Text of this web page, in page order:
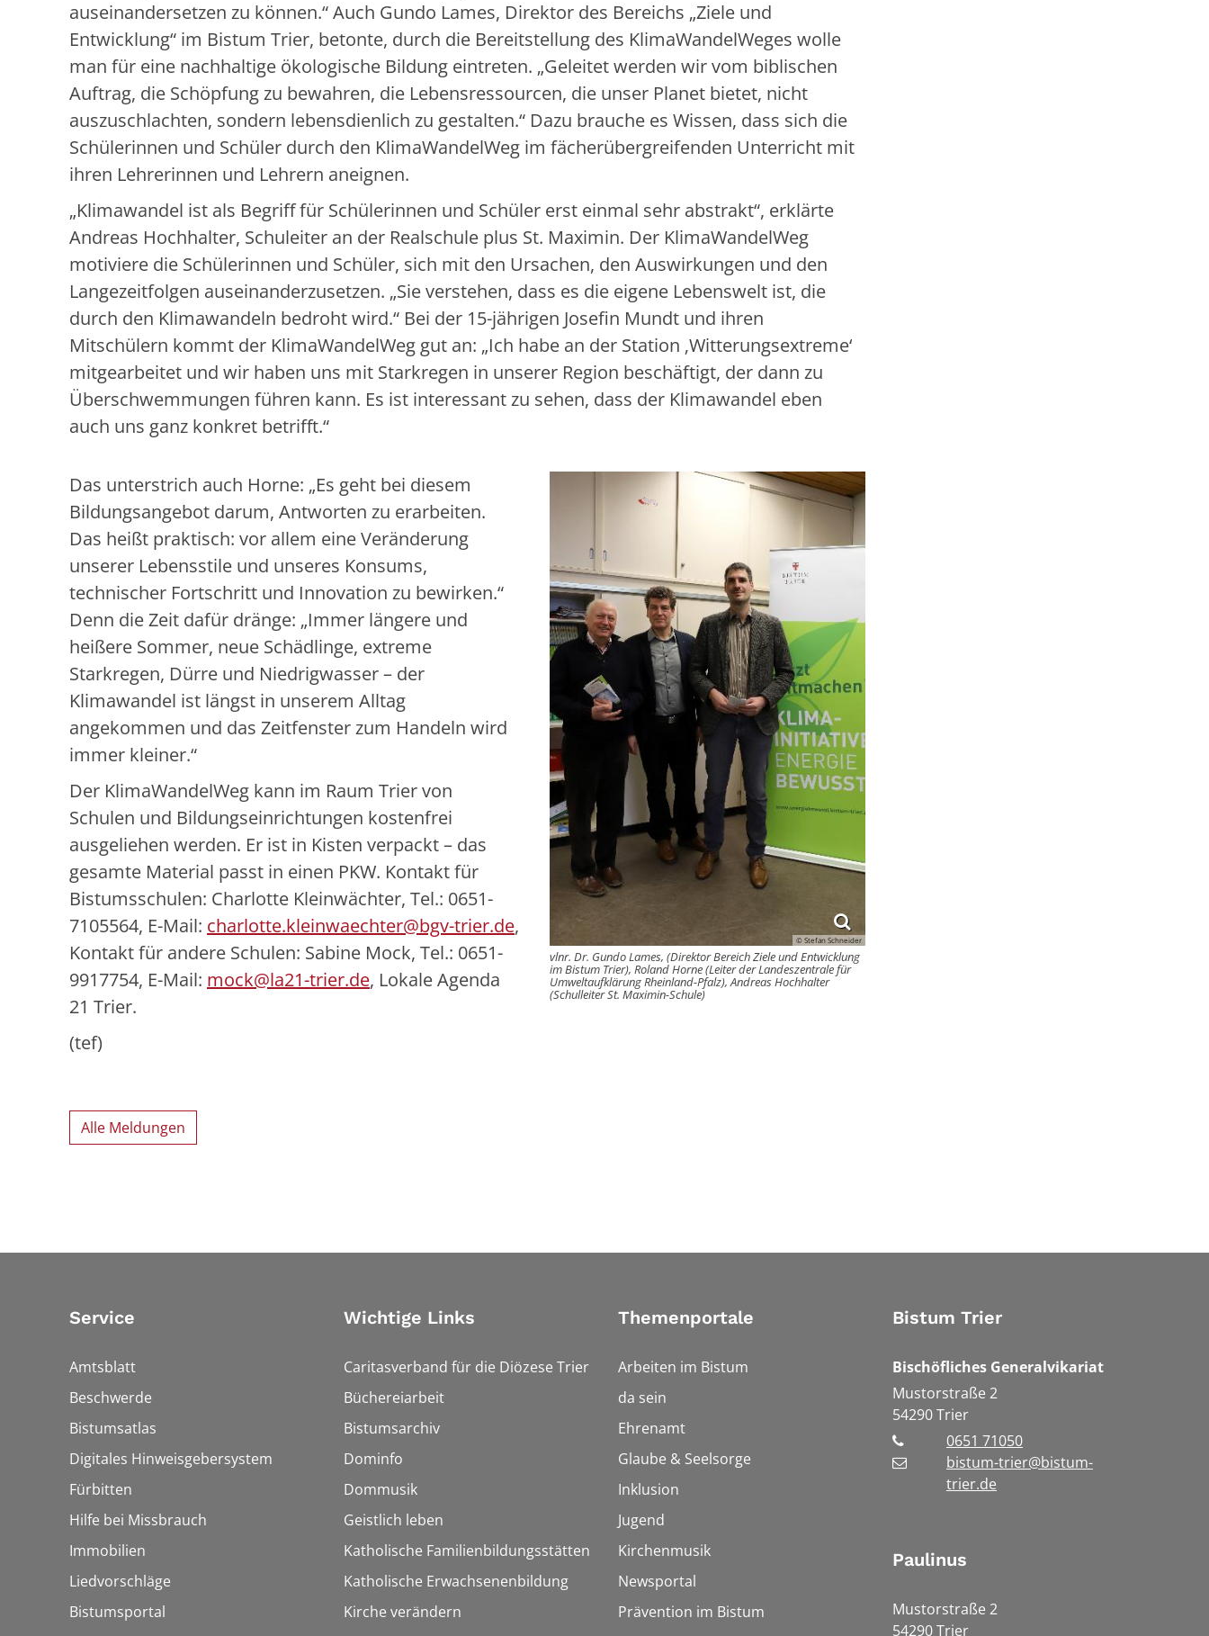
auseinandersetzen zu können.“ Auch Gundo Lames, Direktor des Bereichs „Ziele und
Entwicklung“ im Bistum Trier, betonte, durch die Bereitstellung des KlimaWandelWeges wolle
man für eine nachhaltige ökologische Bildung eintreten. „Geleitet werden wir vom biblischen
Auftrag, die Schöpfung zu bewahren, die Lebensressourcen, die unser Planet bietet, nicht
auszuschlachten, sondern lebensdienlich zu gestalten.“ Dazu brauche es Wissen, dass sich die
Schülerinnen und Schüler durch den KlimaWandelWeg im fächerübergreifenden Unterricht mit
ihren Lehrerinnen und Lehrern aneignen.
„Klimawandel ist als Begriff für Schülerinnen und Schüler erst einmal sehr abstrakt“, erklärte
Andreas Hochhalter, Schuleiter an der Realschule plus St. Maximin. Der KlimaWandelWeg
motiviere die Schülerinnen und Schüler, sich mit den Ursachen, den Auswirkungen und den
Langezeitfolgen auseinanderzusetzen. „Sie verstehen, dass es die eigene Lebenswelt ist, die
durch den Klimawandeln bedroht wird.“ Bei der 15-jährigen Josefin Mundt und ihren
Mitschülern kommt der KlimaWandelWeg gut an: „Ich habe an der Station ‚Witterungsextreme‘
mitgearbeitet und wir haben uns mit Starkregen in unserer Region beschäftigt, der dann zu
Überschwemmungen führen kann. Es ist interessant zu sehen, dass der Klimawandel eben
auch uns ganz konkret betrifft.“
© Stefan Schneider
vlnr. Dr. Gundo Lames, (Direktor Bereich Ziele und Entwicklung
im Bistum Trier), Roland Horne (Leiter der Landeszentrale für
Umweltaufklärung Rheinland-Pfalz), Andreas Hochhalter
(Schulleiter St. Maximin-Schule)
Das unterstrich auch Horne: „Es geht bei diesem
Bildungsangebot darum, Antworten zu erarbeiten.
Das heißt praktisch: vor allem eine Veränderung
unserer Lebensstile und unseres Konsums,
technischer Fortschritt und Innovation zu bewirken.“
Denn die Zeit dafür dränge: „Immer längere und
heißere Sommer, neue Schädlinge, extreme
Starkregen, Dürre und Niedrigwasser – der
Klimawandel ist längst in unserem Alltag
angekommen und das Zeitfenster zum Handeln wird
immer kleiner.“
Der KlimaWandelWeg kann im Raum Trier von
Schulen und Bildungseinrichtungen kostenfrei
ausgeliehen werden. Er ist in Kisten verpackt – das
gesamte Material passt in einen PKW. Kontakt für
Bistumsschulen: Charlotte Kleinwächter, Tel.: 0651-
7105564, E-Mail: charlotte.kleinwaechter@bgv-trier.de,
Kontakt für andere Schulen: Sabine Mock, Tel.: 0651-
9917754, E-Mail: mock@la21-trier.de, Lokale Agenda
21 Trier.
(tef)
Alle Meldungen
Service
Amtsblatt
Beschwerde
Bistumsatlas
Digitales Hinweisgebersystem
Fürbitten
Hilfe bei Missbrauch
Immobilien
Liedvorschläge
Bistumsportal
Wichtige Links
Caritasverband für die Diözese Trier
Büchereiarbeit
Bistumsarchiv
Dominfo
Dommusik
Geistlich leben
Katholische Familienbildungsstätten
Katholische Erwachsenenbildung
Kirche verändern
Themenportale
Arbeiten im Bistum
da sein
Ehrenamt
Glaube & Seelsorge
Inklusion
Jugend
Kirchenmusik
Newsportal
Prävention im Bistum
Bistum Trier
Bischöfliches Generalvikariat
Mustorstraße 2
54290Trier
0651 71050
bistum-trier@bistum-
trier.de
Paulinus
Mustorstraße 2
54290 Trier